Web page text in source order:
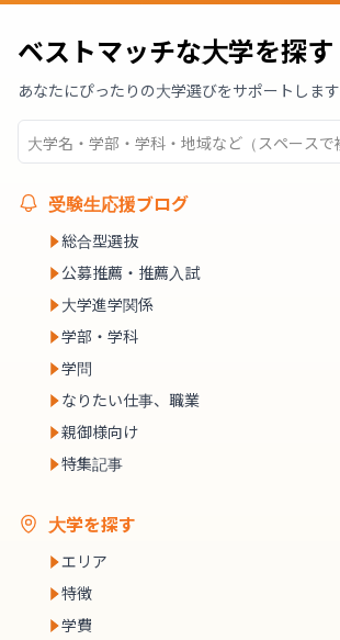
ベストマッチな大学を探す
あなたにぴったりの大学選びをサポートします
受験生応援ブログ
総合型選抜
公募推薦・推薦入試
大学進学関係
学部・学科
学問
なりたい仕事、職業
親御様向け
特集記事
大学を探す
エリア
特徴
学費